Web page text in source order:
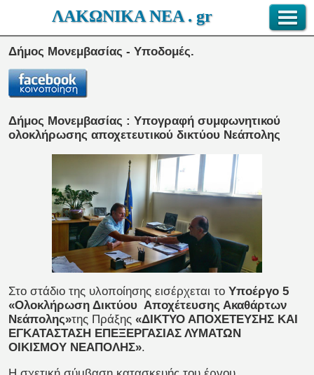
ΛΑΚΩΝΙΚΑ ΝΕΑ . gr
Δήμος Μονεμβασίας - Υποδομές.
Δήμος Μονεμβασίας : Υπογραφή συμφωνητικού
ολοκλήρωσης αποχετευτικού δικτύου Νεάπολης
Στο στάδιο της υλοποίησης εισέρχεται το Υποέργο 5
«Ολοκλήρωση Δικτύου Αποχέτευσης Ακαθάρτων
Νεάπολης»της Πράξης «ΔΙΚΤΥΟ ΑΠΟΧΕΤΕΥΣΗΣ ΚΑΙ
ΕΓΚΑΤΑΣΤΑΣΗ ΕΠΕΞΕΡΓΑΣΙΑΣ ΛΥΜΑΤΩΝ
ΟΙΚΙΣΜΟΥ ΝΕΑΠΟΛΗΣ».